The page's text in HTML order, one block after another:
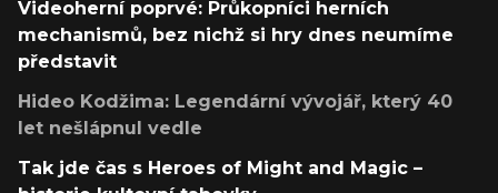
Videoherní poprvé: Průkopníci herních
mechanismů, bez nichž si hry dnes neumíme
představit
Hideo Kodžima: Legendární vývojář, který 40
let nešlápnul vedle
Tak jde čas s Heroes of Might and Magic –